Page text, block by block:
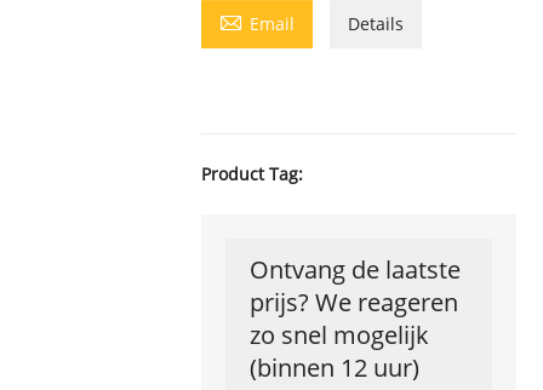
 Email Details
Product Tag:
Ontvang de laatste
prijs? We reageren
zo snel mogelijk
(binnen 12 uur)